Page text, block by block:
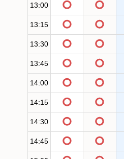
13:00
13:15
13:30
13:45
14:00
14:15
14:30
14:45